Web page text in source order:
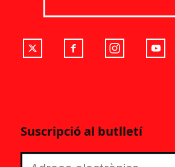
Suscripció al butlletí